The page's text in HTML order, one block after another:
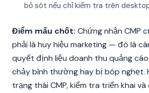
bỏ sót nếu chỉ kiểm tra trên
Điểm mấu chốt: Chứng nhận CMP
phải là huy hiệu marketing — đó là
quyết định liệu doanh thu quảng cáo
chảy bình thường hay bị bóp nghẹt.
trạng thái CMP, kiểm tra triển khai